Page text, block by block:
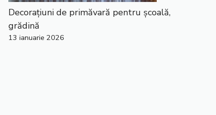
Decorațiuni de primăvară pentru școală,
grădină
13 ianuarie 2026